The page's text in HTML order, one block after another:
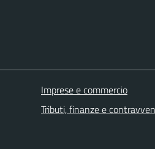
Imprese e commercio
Tributi, finanze e